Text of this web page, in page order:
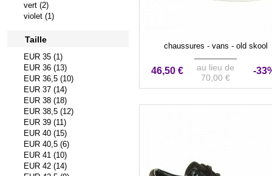
vert (2)
violet (1)
Taille
EUR 35 (1)
EUR 36 (13)
EUR 36,5 (10)
EUR 37 (14)
EUR 38 (18)
EUR 38,5 (12)
EUR 39 (11)
EUR 40 (15)
EUR 40,5 (6)
EUR 41 (10)
EUR 42 (14)
chaussures - vans - old skool
46,50 €
au lieu de
70,00 €
-